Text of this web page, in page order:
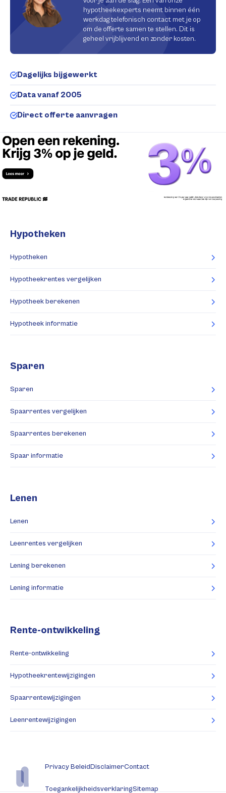
hypotheekexperts neemt binnen één
werkdag telefonisch contact met je op
om de offerte samen te stellen. Dit is
geheel vrijblijvend en zonder kosten.
Dagelijks bijgewerkt
Data vanaf 2005
Direct offerte aanvragen
Hypotheken
Hypotheken
Hypotheekrentes vergelijken
Hypotheek berekenen
Hypotheek informatie
Sparen
Sparen
Spaarrentes vergelijken
Spaarrentes berekenen
Spaar informatie
Lenen
Lenen
Leenrentes vergelijken
Lening berekenen
Lening informatie
Rente-ontwikkeling
Rente-ontwikkeling
Hypotheekrentewijzigingen
Spaarrentewijzigingen
Leenrentewijzigingen
Privacy BeleidDisclaimerContact
ToegankelijkheidsverklaringSitemap